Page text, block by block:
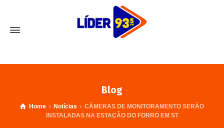
Blog
Home Notícias
CÂMERAS DE MONITORAMENTO SERÃO
INSTALADAS NA ESTAÇÃO DO FORRÓ EM ST